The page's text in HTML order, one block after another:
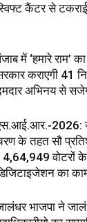
कैंटर से
में ‘हमारे राम’
कराएगी 41
अभिनय से
2026:
के तहत सौ
वोटरों के
का
भाजपा ने